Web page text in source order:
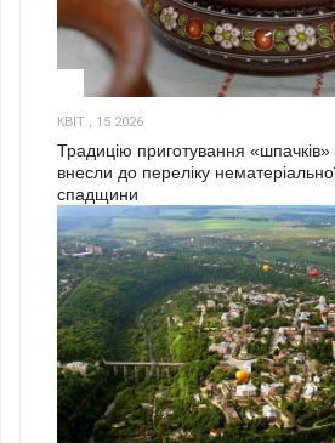
КВІТ., 15 2026
Традицію приготування
внесли до переліку
спадщини